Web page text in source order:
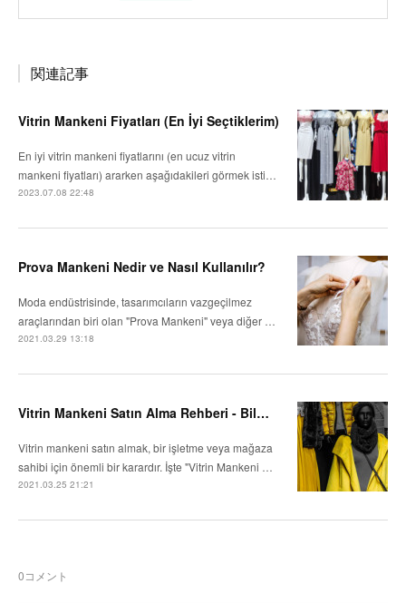
関連記事
Vitrin Mankeni Fiyatları (En İyi Seçtiklerim)
En iyi vitrin mankeni fiyatlarını (en ucuz vitrin
mankeni fiyatları) ararken aşağıdakileri görmek isti…
2023.07.08 22:48
Prova Mankeni Nedir ve Nasıl Kullanılır?
Moda endüstrisinde, tasarımcıların vazgeçilmez
araçlarından biri olan "Prova Mankeni" veya diğer …
2021.03.29 13:18
Vitrin Mankeni Satın Alma Rehberi - Bilmeniz Gereken 10 Şey
Vitrin mankeni satın almak, bir işletme veya mağaza
sahibi için önemli bir karardır. İşte "Vitrin Mankeni …
2021.03.25 21:21
0コメント